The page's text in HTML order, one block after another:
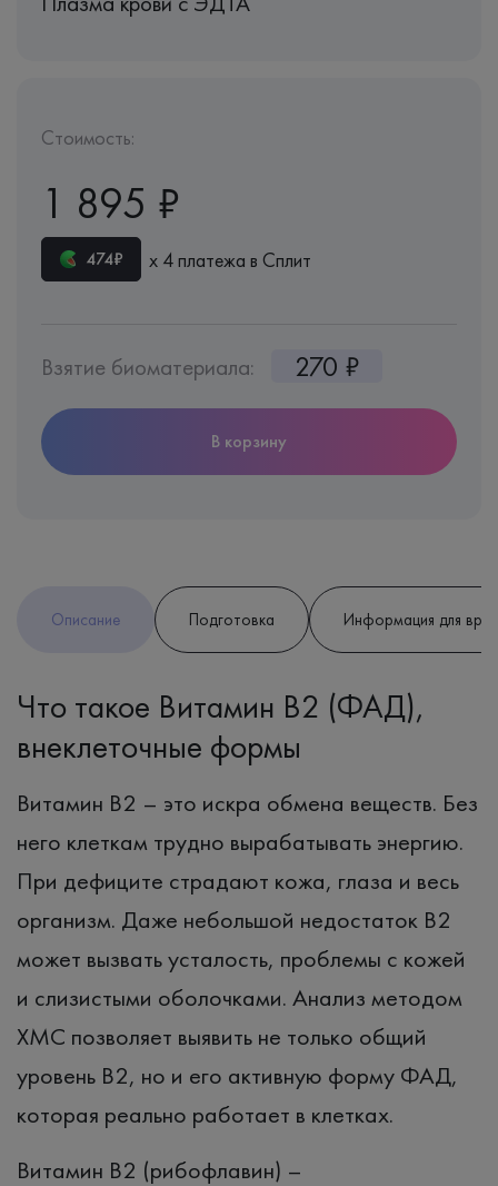
Стоимость:
1 895 ₽
474₽ х 4 платежа в Сплит
Взятие биоматериала: 270 ₽
В корзину
Описание Подготовка Информация для
Что такое Витамин B2 (ФАД),
внеклеточные формы
Витамин B2 – это искра обмена веществ. Без
него клеткам трудно вырабатывать энергию.
При дефиците страдают кожа, глаза и весь
организм. Даже небольшой недостаток В2
может вызвать усталость, проблемы с кожей
и слизистыми оболочками. Анализ методом
ХМС позволяет выявить не только общий
уровень B2, но и его активную форму ФАД,
которая реально работает в клетках.
Витамин B2 (рибофлавин) –